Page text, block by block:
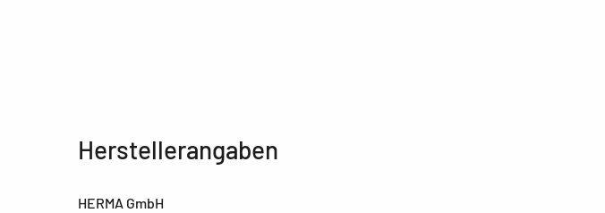
Herstellerangaben
HERMA GmbH